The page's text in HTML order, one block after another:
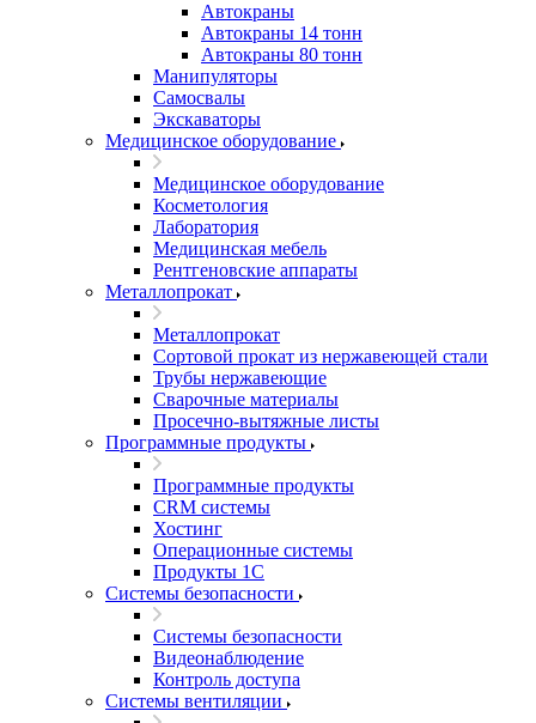
Автокраны
Автокраны 14 тонн
Автокраны 80 тонн
Манипуляторы
Самосвалы
Экскаваторы
Медицинское оборудование
Медицинское оборудование
Косметология
Лаборатория
Медицинская мебель
Рентгеновские аппараты
Металлопрокат
Металлопрокат
Сортовой прокат из нержавеющей стали
Трубы нержавеющие
Сварочные материалы
Просечно-вытяжные листы
Программные продукты
Программные продукты
CRM системы
Хостинг
Операционные системы
Продукты 1С
Системы безопасности
Системы безопасности
Видеонаблюдение
Контроль доступа
Системы вентиляции